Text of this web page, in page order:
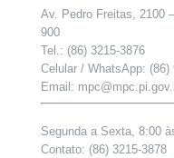
Av. Pedro Freitas, 2100
900
Tel.: (86) 3215-3876
Celular / WhatsApp: (86)
Email:
Segunda a Sexta, 8:00
Contato: (86) 3215-3878